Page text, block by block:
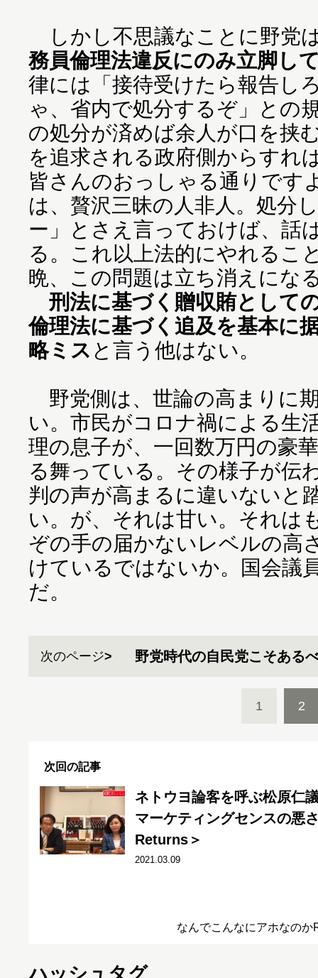
しかし不思議なことに野党
務員倫理法違反にのみ立脚し
律には「接待受けたら報告し
ゃ、省内で処分するぞ」との
の処分が済めば余人が口を挟
を追求される政府側からすれ
皆さんのおっしゃる通りです
は、贅沢三昧の人非人。処分
ー」とさえ言っておけば、話
る。これ以上法的にやれるこ
晩、この問題は立ち消えにな
刑法に基づく贈収賄として
倫理法に基づく追及を基本に
略ミス と言う他はない。
野党側は、世論の高まりに
い。市民がコロナ禍による生
理の息子が、一回数万円の豪
る舞っている。その様子が伝
判の声が高まるに違いないと
い。が、それは甘い。それは
ぞの手の届かないレベルの高
けているではないか。国会議
だ。
次のページ 野党時代の自民党こそある
1 2
次回の記事
ネトウヨ論客を呼ぶ松原仁
マーケティングセンスの悪
Returns＞
2021.03.09
なんでこんなにアホなのか
ハッシュタグ